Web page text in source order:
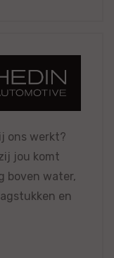
ons werkt?
jou komt
boven water,
en